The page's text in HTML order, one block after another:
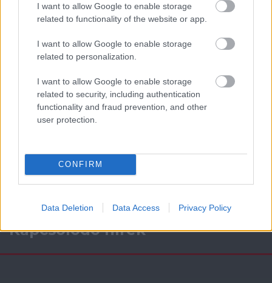
I want to allow Google to enable storage
related to functionality of the website or app.
I want to allow Google to enable storage
related to personalization.
I want to allow Google to enable storage
related to security, including authentication
functionality and fraud prevention, and other
user protection.
CONFIRM
Data Deletion Data Access Privacy Policy
AC MilanvsManchester United2026-08-15 18:00
ELŐZŐ MÉRKŐZÉSEK
Támogatás
Támogasd adományoddal
Kapcsolódó hírek